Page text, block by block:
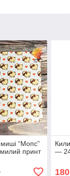
“Мопс”
принт
—
180